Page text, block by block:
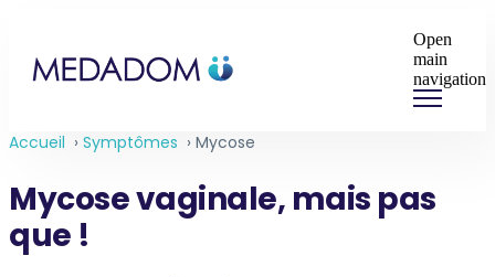
Open
main
navigation
Accueil › Symptômes › Mycose
Mycose vaginale, mais pas
que !